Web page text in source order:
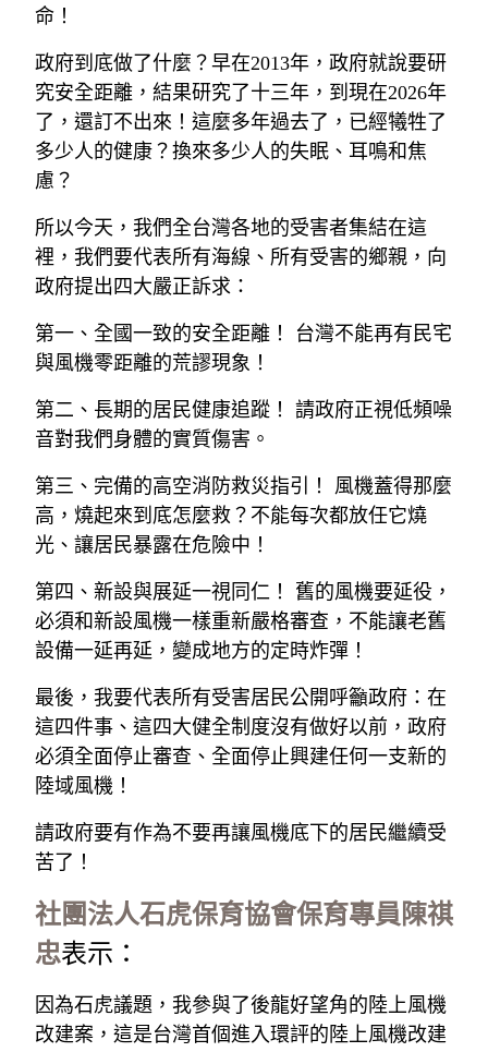
命！
政府到底做了什麼？早在2013年，政府就說要研
究安全距離，結果研究了十三年，到現在2026年
了，還訂不出來！這麼多年過去了，已經犧牲了
多少人的健康？換來多少人的失眠、耳鳴和焦
慮？
所以今天，我們全台灣各地的受害者集結在這
裡，我們要代表所有海線、所有受害的鄉親，向
政府提出四大嚴正訴求：
第一、全國一致的安全距離！ 台灣不能再有民宅
與風機零距離的荒謬現象！
第二、長期的居民健康追蹤！ 請政府正視低頻噪
音對我們身體的實質傷害。
第三、完備的高空消防救災指引！ 風機蓋得那麼
高，燒起來到底怎麼救？不能每次都放任它燒
光、讓居民暴露在危險中！
第四、新設與展延一視同仁！ 舊的風機要延役，
必須和新設風機一樣重新嚴格審查，不能讓老舊
設備一延再延，變成地方的定時炸彈！
最後，我要代表所有受害居民公開呼籲政府：在
這四件事、這四大健全制度沒有做好以前，政府
必須全面停止審查、全面停止興建任何一支新的
陸域風機！
請政府要有作為不要再讓風機底下的居民繼續受
苦了！
社團法人石虎保育協會保育專員陳祺
忠表示：
因為石虎議題，我參與了後龍好望角的陸上風機
改建案，這是台灣首個進入環評的陸上風機改建